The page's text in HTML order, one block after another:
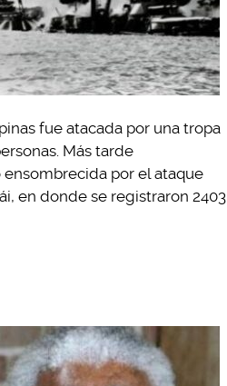
fue atacada por una tropa
Más tarde
por el ataque
en donde se registraron 2403